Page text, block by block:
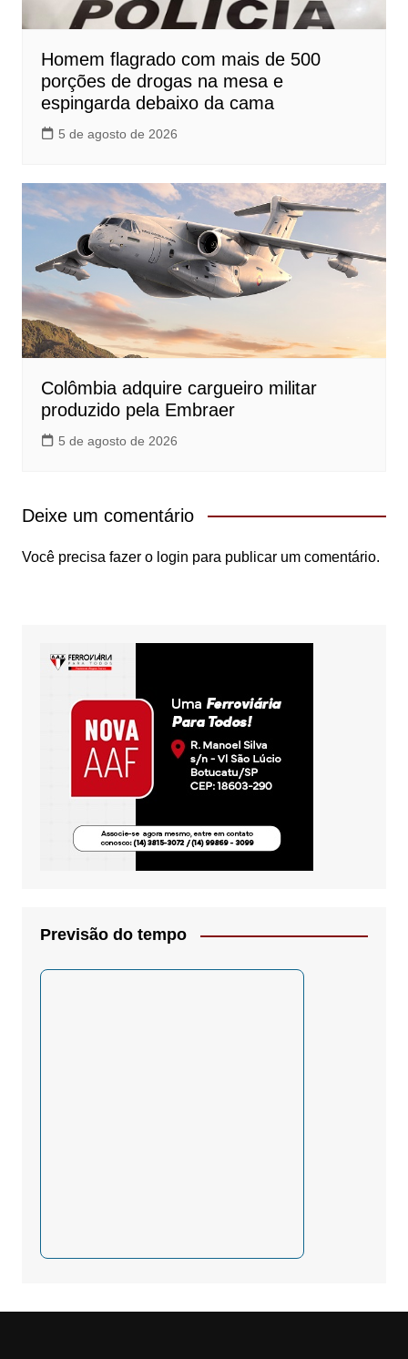
Homem flagrado com mais de 500
porções de drogas na mesa e
espingarda debaixo da cama
5 de agosto de 2026
Colômbia adquire cargueiro militar
produzido pela Embraer
5 de agosto de 2026
Deixe um comentário
Você precisa fazer o login para publicar um comentário.
Previsão do tempo